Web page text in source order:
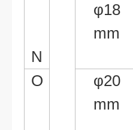
N
φ18
mm
O φ20
mm